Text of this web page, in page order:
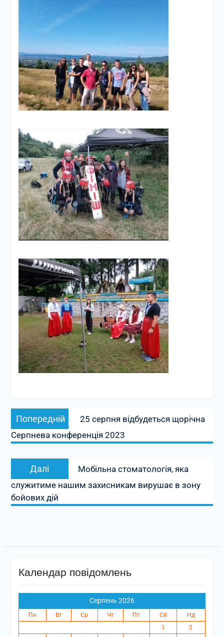
Навігація
записів
Попередній
запис:
25 серпня відбудеться щорічна
Серпнева конференція 2023
Далі
Наступний
запис:
Мобільна стоматологія, яка
служитиме нашим захисникам вирушає в зону
бойових дій
Календар повідомлень
Серпень 2026
Пн Вт Ср Чт Пт Сб
Нд
1
2